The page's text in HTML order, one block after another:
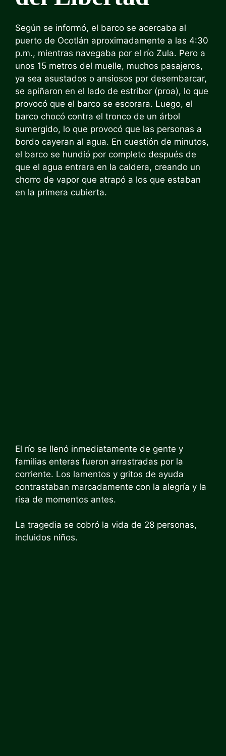
Según se informó, el barco se acercaba al
puerto de Ocotlán aproximadamente a las 4:30
p.m., mientras navegaba por el río Zula. Pero a
unos 15 metros del muelle, muchos pasajeros,
ya sea asustados o ansiosos por desembarcar,
se apiñaron en el lado de estribor (proa), lo que
provocó que el barco se escorara. Luego, el
barco chocó contra el tronco de un árbol
sumergido, lo que provocó que las personas a
bordo cayeran al agua. En cuestión de minutos,
el barco se hundió por completo después de
que el agua entrara en la caldera, creando un
chorro de vapor que atrapó a los que estaban
en la primera cubierta.
El río se llenó inmediatamente de gente y
familias enteras fueron arrastradas por la
corriente. Los lamentos y gritos de ayuda
contrastaban marcadamente con la alegría y la
risa de momentos antes.
La tragedia se cobró la vida de 28 personas,
incluidos niños.